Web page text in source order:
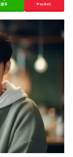
送る Pocket